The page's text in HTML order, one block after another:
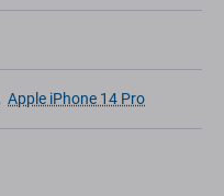
Apple iPhone 14 Pro